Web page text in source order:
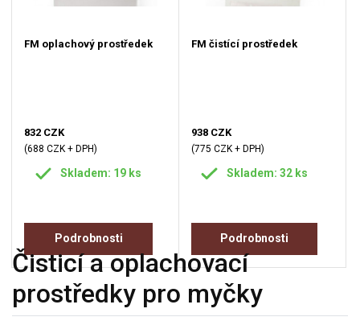
FM oplachový prostředek
832 CZK
(688 CZK + DPH)
Skladem: 19 ks
Podrobnosti
FM čistící prostředek
938 CZK
(775 CZK + DPH)
Skladem: 32 ks
Podrobnosti
Čisticí a oplachovací
prostředky pro myčky